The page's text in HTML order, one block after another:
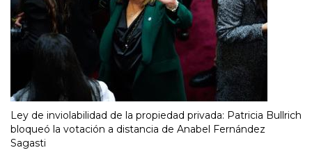
Ley de inviolabilidad de la propiedad privada: Patricia Bullrich
bloqueó la votación a distancia de Anabel Fernández
Sagasti